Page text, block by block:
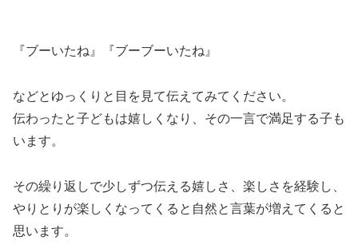
『ブーいたね』『ブーブーいたね』
などとゆっくりと目を見て伝えてみてください。
伝わったと子どもは嬉しくなり、その一言で満足する子も
います。
その繰り返しで少しずつ伝える嬉しさ、楽しさを経験し、
やりとりが楽しくなってくると自然と言葉が増えてくると
思います。